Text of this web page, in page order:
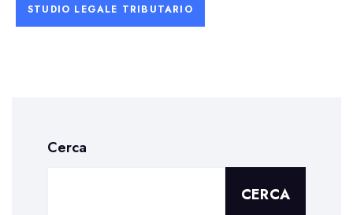
STUDIO LEGALE TRIBUTARIO
Cerca
CERCA